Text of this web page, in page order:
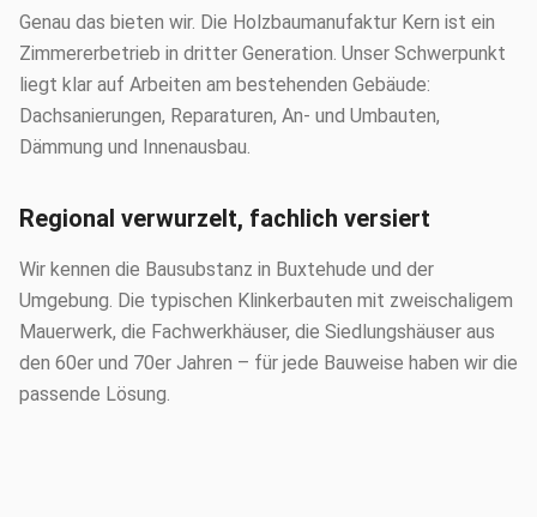
Genau das bieten wir. Die Holzbaumanufaktur Kern ist ein
Zimmererbetrieb in dritter Generation. Unser Schwerpunkt
liegt klar auf Arbeiten am bestehenden Gebäude:
Dachsanierungen, Reparaturen, An- und Umbauten,
Dämmung und Innenausbau.
Regional verwurzelt, fachlich versiert
Wir kennen die Bausubstanz in Buxtehude und der
Umgebung. Die typischen Klinkerbauten mit zweischaligem
Mauerwerk, die Fachwerkhäuser, die Siedlungshäuser aus
den 60er und 70er Jahren – für jede Bauweise haben wir die
passende Lösung.